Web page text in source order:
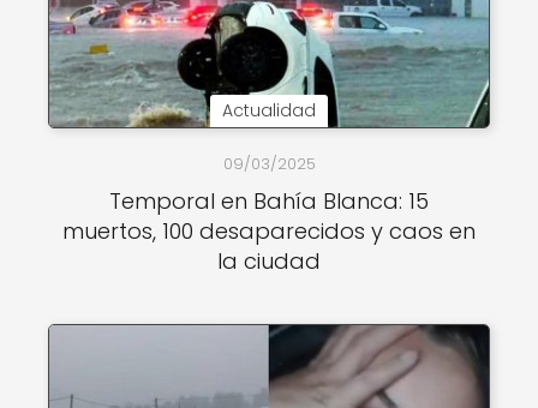
Actualidad
09/03/2025
Temporal en Bahía Blanca: 15
muertos, 100 desaparecidos y caos en
la ciudad